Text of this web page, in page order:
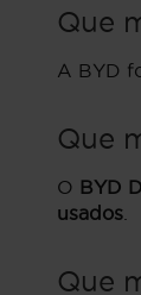
Que
A BYD
Que
O BYD
usados
Que